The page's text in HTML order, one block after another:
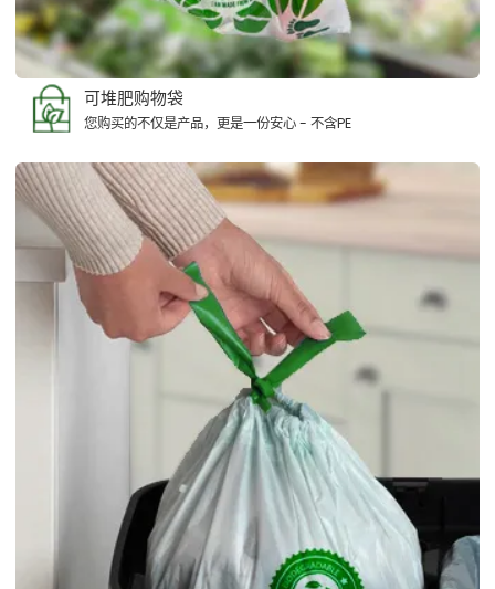
可堆肥购物袋
您购买的不仅是产品，更是一份安心 - 不含PE